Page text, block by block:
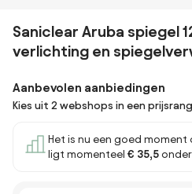
Saniclear Aruba spiegel
verlichting en
Aanbevolen aanbiedingen
Kies uit 2 webshops in een
Het is nu een goed moment
ligt momenteel € 35,5